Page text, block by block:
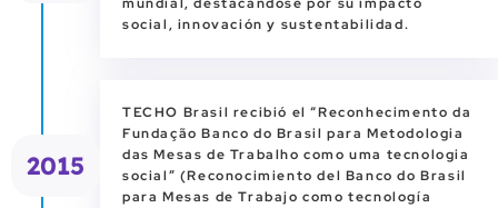
mundial, destacándose por su impacto
social, innovación y sustentabilidad.
TECHO ­Brasil recibió el “Reconhecimento da
Fundação Banco do Brasil para Metodologia
das Mesas de Trabalho como uma tecnologia
social” (Reconocimiento del Banco do Brasil
para Mesas de Trabajo como tecnología
2015